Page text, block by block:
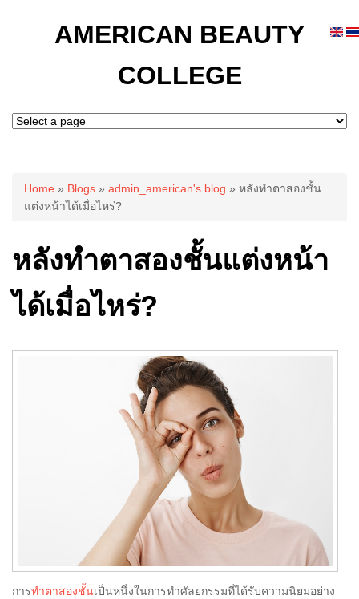
AMERICAN BEAUTY
COLLEGE
You are here
Home » Blogs » admin_american's blog » หลังทำตาสองชั้น
แต่งหน้าได้เมื่อไหร่?
หลังทำตาสองชั้นแต่งหน้า
ได้เมื่อไหร่?
การทำตาสองชั้นเป็นหนึ่งในการทำศัลยกรรมที่ได้รับความนิยมอย่าง